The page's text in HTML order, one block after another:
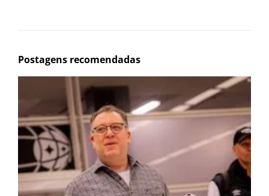
Postagens recomendadas